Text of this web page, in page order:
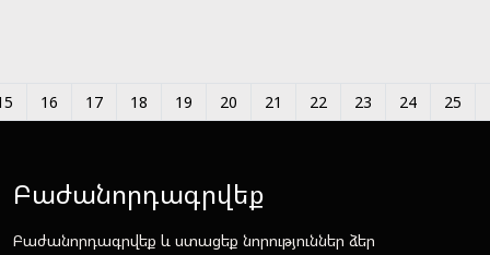
16 17 18 19 20 21 22 23 24 25
Բաժանորդագրվեք
Բաժանորդագրվեք և ստացեք նորություններ ձեր